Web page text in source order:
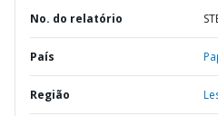
No. do relatório
País
Região